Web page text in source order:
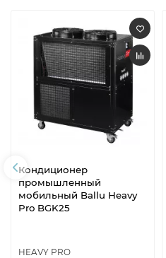
Кондиционер
промышленный
мобильный Ballu Heavy
Pro BGK25
HEAVY PRO